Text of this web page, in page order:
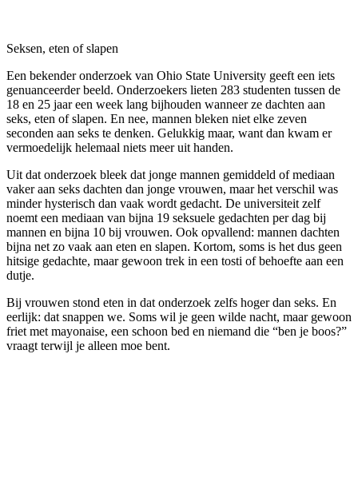
Seksen, eten of slapen
Een bekender onderzoek van Ohio State University geeft een iets
genuanceerder beeld. Onderzoekers lieten 283 studenten tussen de
18 en 25 jaar een week lang bijhouden wanneer ze dachten aan
seks, eten of slapen. En nee, mannen bleken niet elke zeven
seconden aan seks te denken. Gelukkig maar, want dan kwam er
vermoedelijk helemaal niets meer uit handen.
Uit dat onderzoek bleek dat jonge mannen gemiddeld of mediaan
vaker aan seks dachten dan jonge vrouwen, maar het verschil was
minder hysterisch dan vaak wordt gedacht. De universiteit zelf
noemt een mediaan van bijna 19 seksuele gedachten per dag bij
mannen en bijna 10 bij vrouwen. Ook opvallend: mannen dachten
bijna net zo vaak aan eten en slapen. Kortom, soms is het dus geen
hitsige gedachte, maar gewoon trek in een tosti of behoefte aan een
dutje.
Bij vrouwen stond eten in dat onderzoek zelfs hoger dan seks. En
eerlijk: dat snappen we. Soms wil je geen wilde nacht, maar gewoon
friet met mayonaise, een schoon bed en niemand die “ben je boos?”
vraagt terwijl je alleen moe bent.